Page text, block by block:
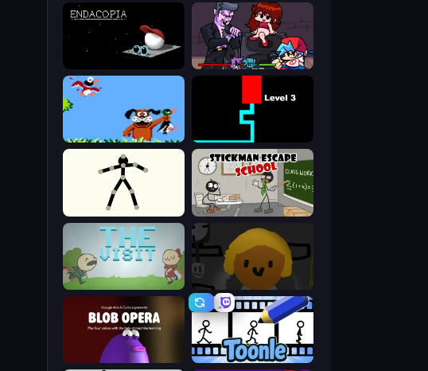
Friday Night Funkin'
Endacopia
Scary Maze
Duck Hunt
Stickman Escape School
Stick Animator
Seven Days in Purgatory
The Visit
Toonle
Blob Opera